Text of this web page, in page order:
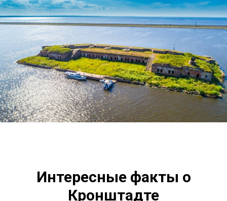
Интересные факты о
Кронштадте